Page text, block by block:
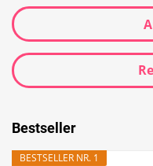
Bestseller
BESTSELLER NR. 1